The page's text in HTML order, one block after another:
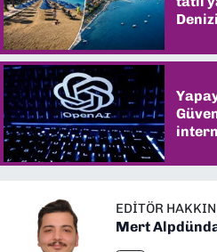
EDITÖR
Mert